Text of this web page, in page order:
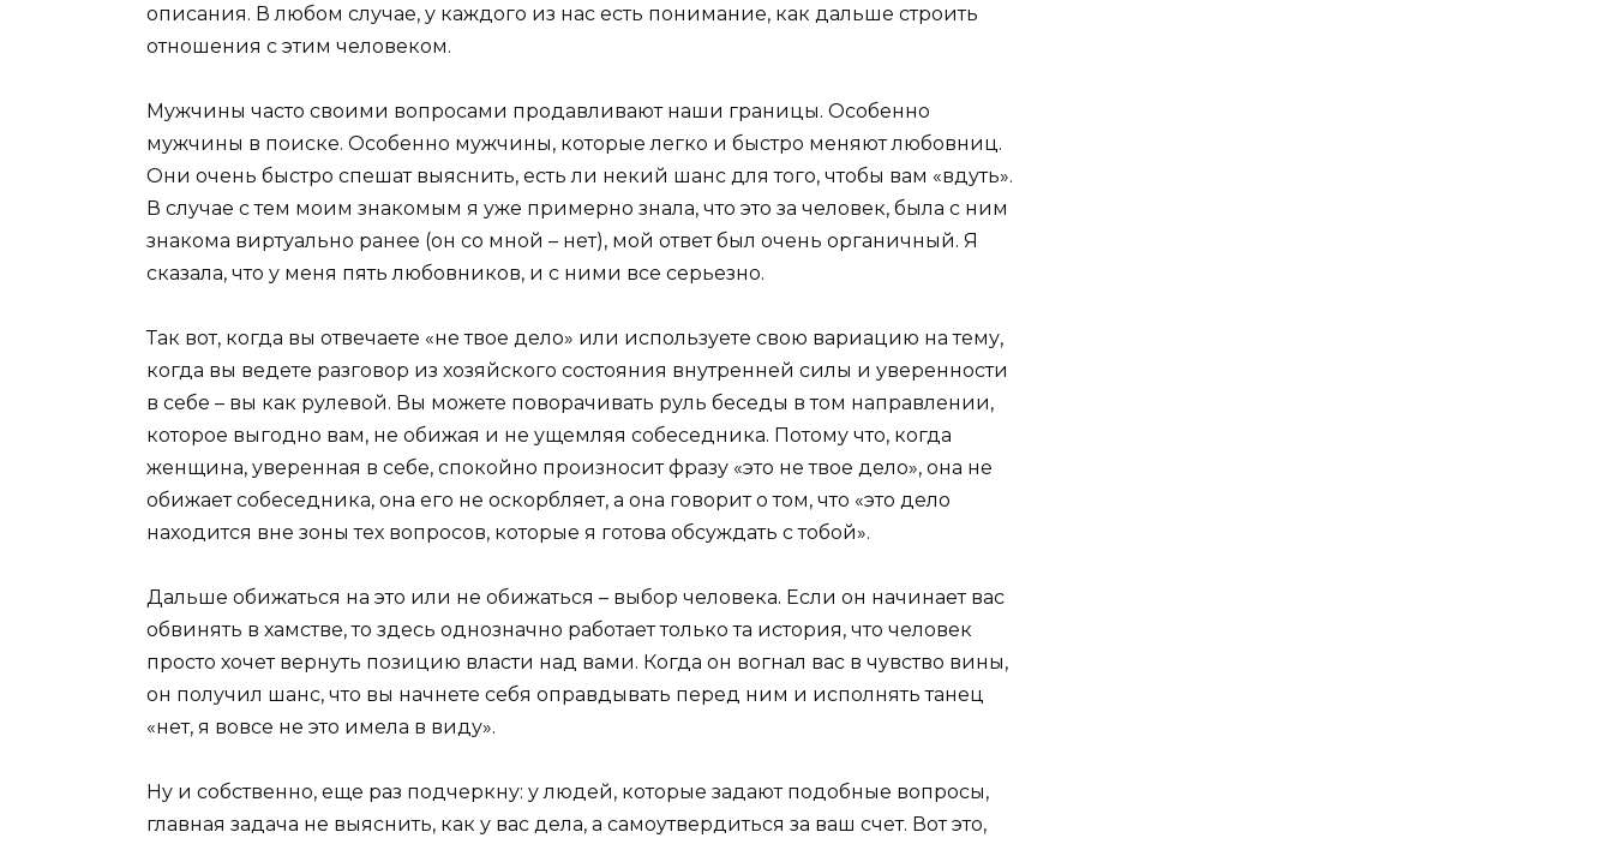
описания. В любом случае, у каждого из нас есть понимание, как дальше строить
отношения с этим человеком.
Мужчины часто своими вопросами продавливают наши границы. Особенно
мужчины в поиске. Особенно мужчины, которые легко и быстро меняют любовниц.
Они очень быстро спешат выяснить, есть ли некий шанс для того, чтобы вам «вдуть».
В случае с тем моим знакомым я уже примерно знала, что это за человек, была с ним
знакома виртуально ранее (он со мной – нет), мой ответ был очень органичный. Я
сказала, что у меня пять любовников, и с ними все серьезно.
Так вот, когда вы отвечаете «не твое дело» или используете свою вариацию на тему,
когда вы ведете разговор из хозяйского состояния внутренней силы и уверенности
в себе – вы как рулевой. Вы можете поворачивать руль беседы в том направлении,
которое выгодно вам, не обижая и не ущемляя собеседника. Потому что, когда
женщина, уверенная в себе, спокойно произносит фразу «это не твое дело», она не
обижает собеседника, она его не оскорбляет, а она говорит о том, что «это дело
находится вне зоны тех вопросов, которые я готова обсуждать с тобой».
Дальше обижаться на это или не обижаться – выбор человека. Если он начинает вас
обвинять в хамстве, то здесь однозначно работает только та история, что человек
просто хочет вернуть позицию власти над вами. Когда он вогнал вас в чувство вины,
он получил шанс, что вы начнете себя оправдывать перед ним и исполнять танец
«нет, я вовсе не это имела в виду».
Ну и собственно, еще раз подчеркну: у людей, которые задают подобные вопросы,
главная задача не выяснить, как у вас дела, а самоутвердиться за ваш счет. Вот это,